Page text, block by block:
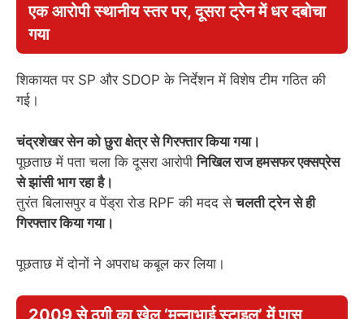
एक आरोपी स्थानीय स्तर पर, दूसरा ट्रेन में धर दबोचा
गया
शिकायत पर SP और SDOP के निर्देशन में विशेष टीम गठित की
गई।
चंद्रशेखर सेन को छुरा क्षेत्र से गिरफ्तार किया गया।
पूछताछ में पता चला कि दूसरा आरोपीनिखिल राज हमसफर एक्सप्रेस
से झांसी भाग रहा है।
तुरंत बिलासपुर व पेंड्रा रोड RPF की मदद सेचलती ट्रेन से ही
गिरफ्तार किया गया।
पूछताछ में दोनों ने अपराध कबूल कर लिया।
2009 से ठगी का खेल ‘मुन्नाभाई स्टाइल’ में पास